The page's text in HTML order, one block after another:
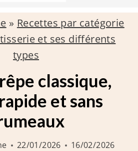
» Recettes par catégorie
et ses différents
types
classique,
et sans
22/01/2026 16/02/2026